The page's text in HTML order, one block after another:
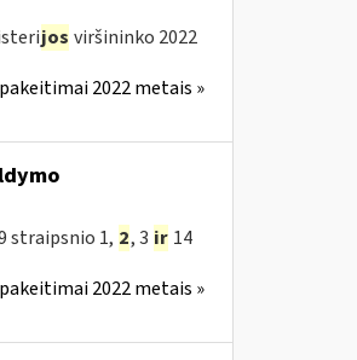
jos viršininko 2022
2022 metais »
straipsnio 1, 2, 3 ir 14
2022 metais »